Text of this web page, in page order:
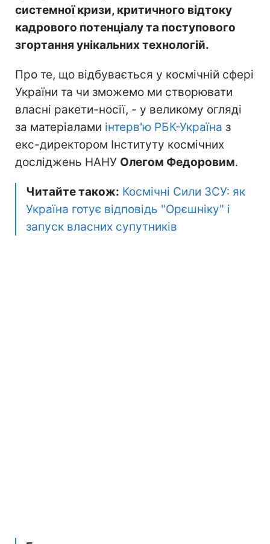
системної кризи, критичного відтоку
кадрового потенціалу та поступового
згортання унікальних технологій.
Про те, що відбувається у космічній сфері
України та чи зможемо ми створювати
власні ракети-носії, - у великому огляді
за матеріалами інтерв'ю РБК-Україна з
екс-директором Інституту космічних
досліджень НАНУ Олегом Федоровим.
Читайте також: Космічні Сили ЗСУ: як
Україна готує відповідь "Орєшніку" і
запуск власних супутників